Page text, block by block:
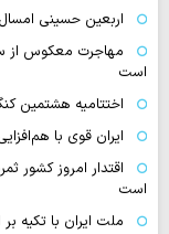
اربعین حسینی
مهاجرت معکوس از
است
اختتامیه هشتمین
ایران قوی با
اقتدار امروز کشور
است
ملت ایران با تکیه